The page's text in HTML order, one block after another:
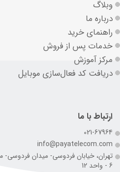
وبلاگ
درباره ما
راهنمای خرید
خدمات پس از فروش
مرکز آموزش
دریافت کد فعال‌سازی موبایل
ارتباط با ما
021-67964
info@payatelecom.com
تهران، خیابان فردوسی- میدان
6 - واحد 12